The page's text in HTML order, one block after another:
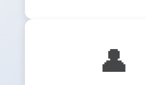
👤